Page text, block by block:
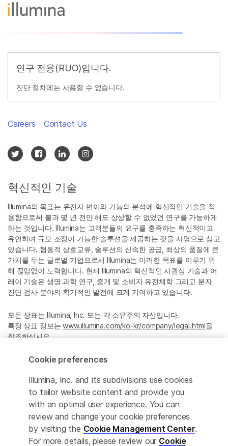
연구 전용(RUO)입니다.
진단 절차에는 사용할 수 없습니다.
혁신적인 기술
Illumina의 목표는 유전자 변이와 기능의 분석에 혁신적인 기술을 적
용함으로써 불과 몇 년 전만 해도 상상할 수 없었던 연구를 가능하게
하는 것입니다. Illumina는 고객분들의 요구를 충족하는 혁신적이고
유연하며 규모 조정이 가능한 솔루션을 제공하는 것을 사명으로 삼고
있습니다. 협동적 상호교류, 솔루션의 신속한 공급, 최상의 품질에 큰
가치를 두는 글로벌 기업으로서 Illumina는 이러한 목표를 이루기 위
해 끊임없이 노력합니다. 현재 Illumina의 혁신적인 시퀀싱 기술과 어
레이 기술은 생명 과학 연구, 중개 및 소비자 유전체학 그리고 분자
진단 검사 분야의 획기적인 발전에 크게 기여하고 있습니다.
모든 상표는 Illumina, Inc. 또는 각 소유주의 자산입니다.
특정 상표 정보는www.illumina.com/ko-kr/company/legal.html을
참조하십시오.
Privacy Policy
Careers Contact Us
© 2026 Illumina, Inc. All rights reserved.
Cookie preferences
Illumina, Inc. and its subdivisions use cookies
to tailor website content and provide you
with an optimal user experience. You can
review and change your cookie preferences
by visiting the Cookie Management Center.
For more details, please review our Cookie